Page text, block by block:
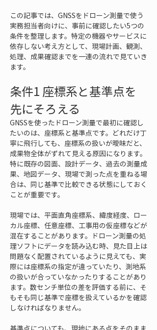
この記事では、GNSSをドローン測量で使う
実務担当者向けに、事前に確認したい5つの
条件を整理します。特定の機器やサービスに
依存しない考え方として、現場計画、観測、
処理、成果確認までを一連の流れで見ていき
ます。
条件1 座標系と基準点を
先にそろえる
GNSSを使ったドローン測量で最初に確認し
たいのは、座標系と基準点です。どれだけ丁
寧に飛行しても、座標系の扱いが曖昧だと、
成果物全体がずれて見える原因になります。
特に既存の図面、設計データ、過去の測量成
果、地図データ、現場で測った点を重ねる場
合は、同じ基準で比較できる状態にしておく
ことが重要です。
現場では、平面直角座標系、緯度経度、ロー
カル座標、任意座標、工事用の仮座標などが
混在することがあります。ドローン測量の処
理ソフトにデータを読み込む時、見た目上は
問題なく配置されているように見えても、実
際には座標系の指定が違っていたり、測地系
の扱いが合っていなかったりすることがあり
ます。数センチ単位の差を評価する前に、そ
もそも同じ基準で座標を扱えているかを確認
しなければなりません。
基準点についても、現地にある点をそのまま